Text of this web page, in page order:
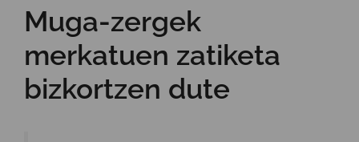
Muga-zergek
merkatuen zatiketa
bizkortzen dute